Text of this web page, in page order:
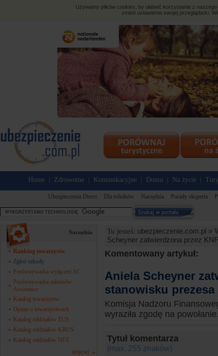
Używamy plików cookies, by ułatwić korzystanie z
zmień ustawienia swojej przeglądarki.
Home Zdrowotne Komunikacyjne Domu Na życie
Ubezpieczenia Direct Dla rolników Narzędzia Porady eksperta
Narzędzia
Ranking towarzystw
Zgłoś szkodę
Porównywarka wyłączeń AC
Porównywarka zakresów
Assistance
Katalog towarzystw
Opinie o towarzystwach
Katalog oddziałów ZUS
Katalog oddziałów KRUS
Katalog oddziałów NFZ
więcej
Tu jesteś: ubezpieczenie.com.pl »
Scheyner zatwierdzona przez
Komentowany artykuł:
Aniela Scheyner
stanowisku prezesa
Komisja Nadzoru
wyraziła zgodę na
Tytuł komentarza
(max. 255 znaków)